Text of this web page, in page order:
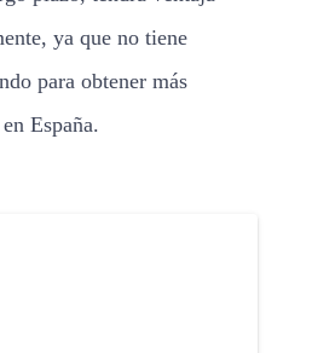
ya que no tiene
para obtener más
España.